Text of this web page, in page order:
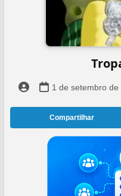
1 de setembro de
Compartilhar